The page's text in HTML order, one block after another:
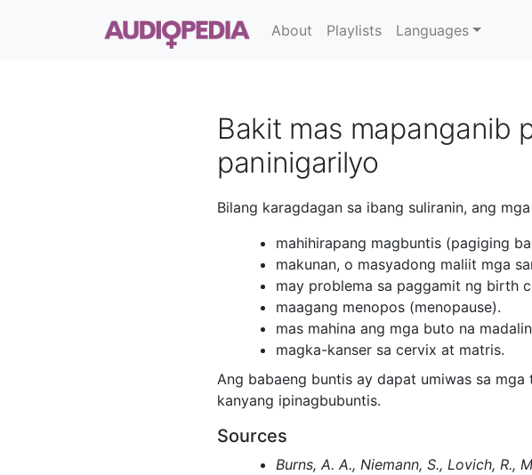
About Playlists Languages
Bakit mas mapanganib
paninigarilyo
Bilang karagdagan sa ibang suliranin, ang
mahihirapang magbuntis (pagiging
makunan, o masyadong maliit mga
may problema sa paggamit ng birth
maagang menopos (menopause).
mas mahina ang mga buto na
magka-kanser sa cervix at matris.
Ang babaeng buntis ay dapat umiwas sa
kanyang ipinagbubuntis.
Sources
Burns, A. A., Niemann, S., Lovich, R.,